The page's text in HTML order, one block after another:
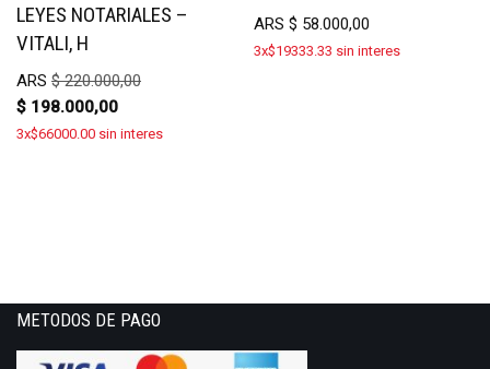
LEYES NOTARIALES –
VITALI, H
ARS $220.000,00
$ 198.000,00
3x$66000.00 sin interes
ARS$ 58.000,00
3x$19333.33 sin interes
METODOS DE PAGO